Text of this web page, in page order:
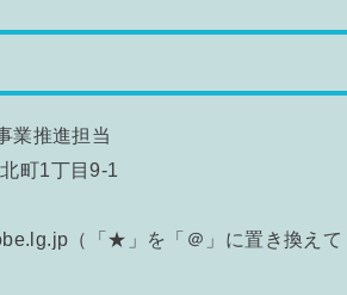
業推進担当
町1丁目9-1
（「★」を「＠」に置き換えて